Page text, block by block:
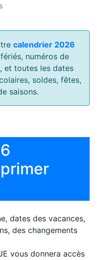
calendrier 2026
numéros de
et toutes les dates
soldes, fêtes,
saisons.
dates des vacances,
des changements
vous donnera accès